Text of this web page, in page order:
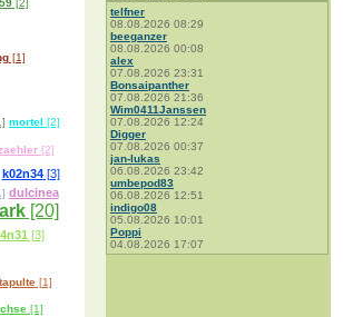
[2]
[1]
mortel [2]
[2]
k02n34[3]
dulcinea
[20]
[3]
[1]
[1]
telfner
08.08.2026 08:29
beeganzer
08.08.2026 00:08
alex
07.08.2026 23:31
Bonsaipanther
07.08.2026 21:36
Wim0411Janssen
07.08.2026 12:24
Digger
07.08.2026 00:37
jan-lukas
06.08.2026 23:42
umbepod83
06.08.2026 12:51
indigo08
05.08.2026 10:01
Poppi
04.08.2026 17:07